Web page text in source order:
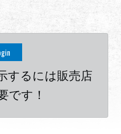
English (US)
日本語
するには販売店
です！